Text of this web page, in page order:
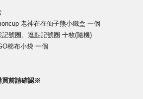
老神在在仙子熊小鐵盒 一個
記號圈、逗點記號圈 十枚(隨機)
棉布小袋 一個
前請確認※